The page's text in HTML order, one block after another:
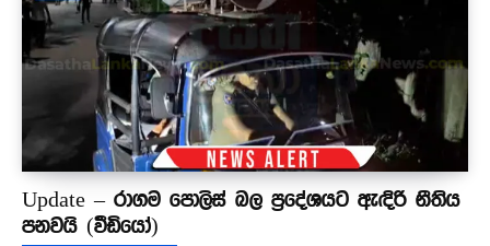
Update – රාගම පොලිස් බල ප්‍රදේශයට ඇඳිරි නීතිය
පනවයි (වීඩියෝ)